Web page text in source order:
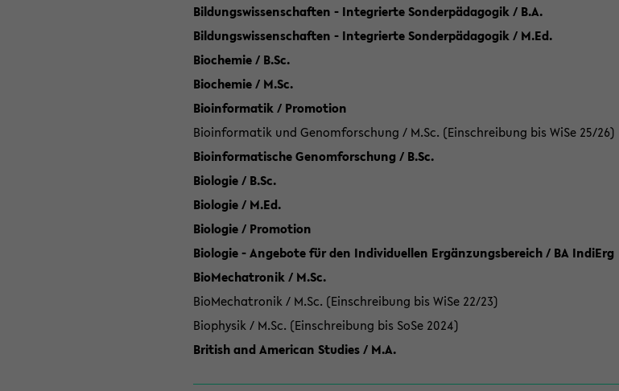
Bildungswissenschaften - Integrierte Sonderpädagogik / B.A.
Bildungswissenschaften - Integrierte Sonderpädagogik / M.Ed.
Biochemie / B.Sc.
Biochemie / M.Sc.
Bioinformatik / Promotion
Bioinformatik und Genomforschung / M.Sc. (Einschreibung bis WiSe 25/26)
Bioinformatische Genomforschung / B.Sc.
Biologie / B.Sc.
Biologie / M.Ed.
Biologie / Promotion
Biologie - Angebote für den Individuellen Ergänzungsbereich / BA IndiErg
BioMechatronik / M.Sc.
BioMechatronik / M.Sc. (Einschreibung bis WiSe 22/23)
Biophysik / M.Sc. (Einschreibung bis SoSe 2024)
British and American Studies / M.A.